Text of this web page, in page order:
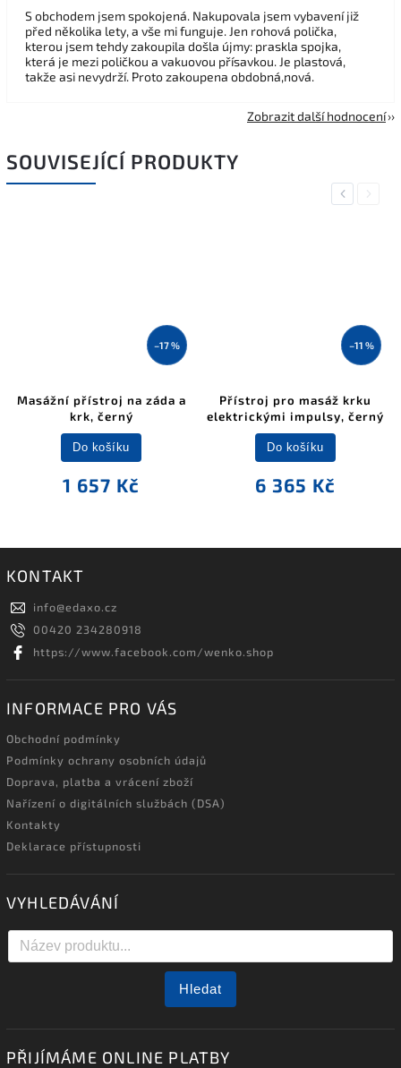
S obchodem jsem spokojená. Nakupovala jsem vybavení již
před několika lety, a vše mi funguje. Jen rohová polička,
kterou jsem tehdy zakoupila došla újmy: praskla spojka,
která je mezi poličkou a vakuovou přísavkou. Je plastová,
takže asi nevydrží. Proto zakoupena obdobná,nová.
Zobrazit další hodnocení
SOUVISEJÍCÍ PRODUKTY
Previous
–17 %
Masážní přístroj na záda a
krk, černý
1 657 Kč
Do košíku
–11 %
Přístroj pro masáž krku
elektrickými impulsy, černý
6 365 Kč
Do košíku
Next
KONTAKT
info@edaxo.cz
00420 234280918
https://www.facebook.com/wenko.shop
INFORMACE PRO VÁS
Obchodní podmínky
Podmínky ochrany osobních údajů
Doprava, platba a vrácení zboží
Nařízení o digitálních službách (DSA)
Kontakty
Deklarace přístupnosti
VYHLEDÁVÁNÍ
Hledat
PŘIJÍMÁME ONLINE PLATBY